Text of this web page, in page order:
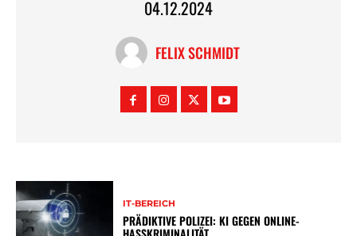
04.12.2024
FELIX SCHMIDT
IT-BEREICH
PRÄDIKTIVE POLIZEI: KI GEGEN ONLINE-